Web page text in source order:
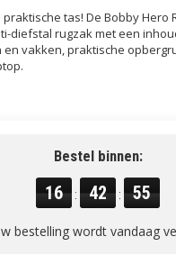
tas! De Bobby Hero
diefstal rugzak met een
vakken, praktische
Bestel binnen:
16 : 42 : 55
bestelling wordt vandaag